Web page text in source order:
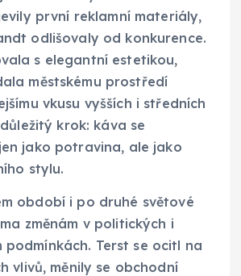
první reklamní materiály,
odlišovaly od konkurence.
s elegantní estetikou,
městskému prostředí
vkusu vyšších i středních
krok: káva se
jako potravina, ale jako
stylu.
období i po druhé světové
změnám v politických i
podmínkách. Terst se ocitl na
vlivů, měnily se obchodní